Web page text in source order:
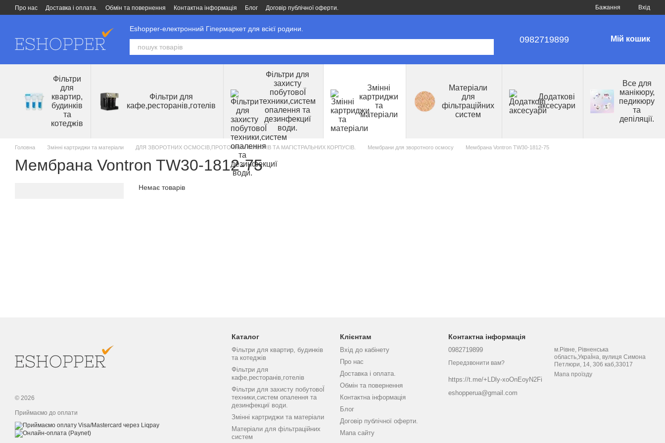
Перейти до основного контенту
Про нас Доставка і оплата. Обмін та повернення Контактна інформація Блог Договір публічної оферти. Бажання Вхід
Eshopper-електронний Гіпермаркет для всієї родини.
0982719899 Мій кошик
Фільтри
для
квартир,
будинків
та
котеджів
Фільтри для
кафе,ресторанів,готелів
Фільтри для
захисту
побутовоЇ
техники,систем
опалення та
дезинфекциї
води.
Змінні
картриджи
та
матеріали
Матеріали
для
фільтраційних
систем
Додаткові
аксесуари
Все для
манікюру,
педикюру
та
депіляції.
Головна Змінні картриджи та матеріали ДЛЯ ЗВОРОТНИХ ОСМОСІВ,ПРОТОЧНИХ ФІЛЬТРІВ ТА МАГІСТРАЛЬНИХ КОРПУСІВ. Мембрани для зворотного осмосу Мембрана Vontron TW30-1812-75
Мембрана Vontron TW30-1812-75
Немає товарів
© 2026
Приймаємо до оплати
Каталог
Фільтри для квартир, будинків
та котеджів
Фільтри для
кафе,ресторанів,готелів
Фільтри для захисту побутовоЇ
техники,систем опалення та
дезинфекциї води.
Змінні картриджи та матеріали
Матеріали для фільтраційних
систем
Клієнтам
Вхід до кабінету
Про нас
Доставка і оплата.
Обмін та повернення
Контактна інформація
Блог
Договір публічної оферти.
Мапа сайту
Контактна інформація
0982719899
Передзвонити вам?
https://t.me/+LDly-xoOnEoyN2Fi
eshopperua@gmail.com
м.Рівне, Рівненська
область,УкраЇна, вулиця Симона
Петлюри, 14, 306 каб,33017
Мапа проїзду